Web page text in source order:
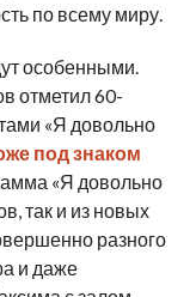
по всему миру.
особенными.
отметил 60-
«Я довольно
под знаком
«Я довольно
так и из новых
разного
и даже